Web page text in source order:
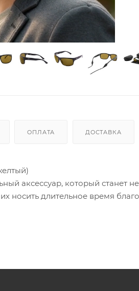
ОПЛАТА ДОСТАВКА
аксессуар, который станет
длительное время